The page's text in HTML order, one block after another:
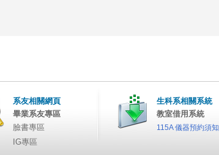
系友相關網頁
畢業系友專區
臉書專區
IG專區
生科系相關系統
教室借用系統
115A 儀器預約須知